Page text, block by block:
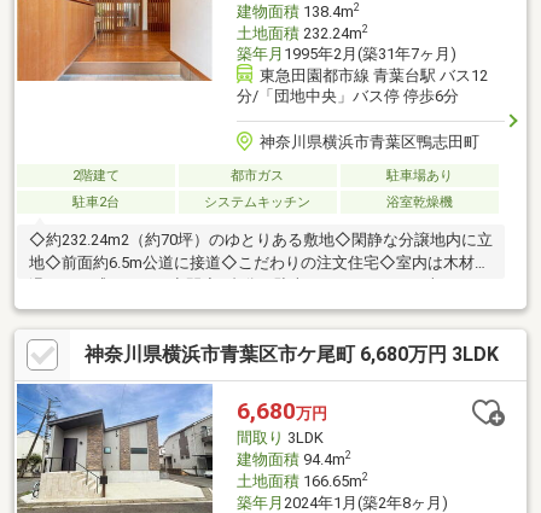
建物面積138.4m2
土地面積232.24m2
築年月 1995年2月(築31年7ヶ月)
東急田園都市線 青葉台駅 バス12
分/「団地中央」バス停 停歩6分
神奈川県横浜市青葉区鴨志田町
2階建て 都市ガス
駐車場あり
駐車2台
システムキッチン 浴室乾燥機
◇約232.24m2（約70坪）のゆとりある敷地◇閑静な分譲地内に立
地◇前面約6.5m公道に接道◇こだわりの注文住宅◇室内は木材の
る）◇吹き抜けのある開放的なリビング◇家族との会話が弾むカ
ウンターキッチン◇納戸など収納スペースが豊富◇リビングには
漆喰壁を採用◇浴室乾燥機・ビルトイン浄水器付き◇OMソーラ
ー設備搭載◇青葉台駅利用可能◇生活利便施設充実◇渋谷方面へ
のアクセス良好
神奈川県横浜市青葉区市ケ尾町 6,680万円 3LDK
6,680万円
間取り 3LDK
建物面積94.4m2
土地面積166.65m2
築年月 2024年1月(築2年8ヶ月)